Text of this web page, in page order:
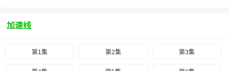
加速线
第1集 第2集 第3集